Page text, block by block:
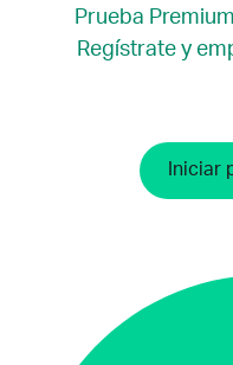
Prueba
Regístrate y
Iniciar